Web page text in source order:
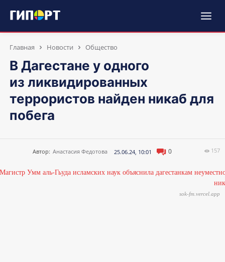
Главная Новости Общество
В Дагестане у одного
из ликвидированных
террористов найден никаб для
побега
Автор: Анастасия Федотова 25.06.24, 10:01 0 157
sok-fm.vercel.app